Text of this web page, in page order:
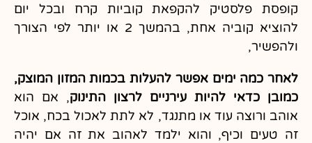
קופסת פלסטיק להקפאת קוביות קרח ובכל יום
להוציא קוביה אחת, בהמשך 2 או יותר לפי הצורך
ולהפשיר,
לאחר כמה ימים אפשר להעלות בכמות המזון המוצק,
כמובן כדאי להיות עירניים לרצון התינוק, אם הוא
אוהב ורוצה עוד או מתנגד, לא לתת לאכול בכח, אוכל
זה טעים וכיף, והוא ילמד לאהוב את זה אם יהיה